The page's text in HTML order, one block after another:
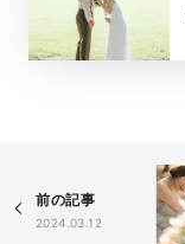
前の記事
2024.03.12